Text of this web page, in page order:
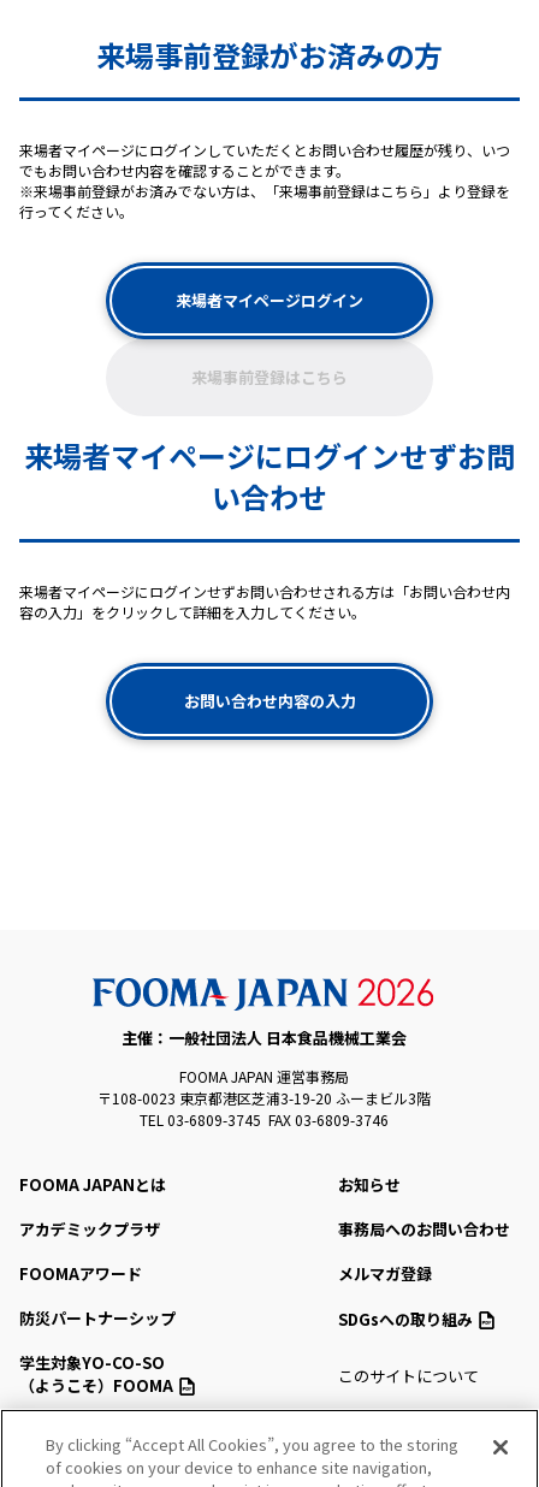
来場事前登録がお済みの方
来場者マイページにログインしていただくとお問い合わせ履歴が残り、いつ
でもお問い合わせ内容を確認することができます。
※来場事前登録がお済みでない方は、「来場事前登録はこちら」より登録を
行ってください。
来場者マイページログイン
来場事前登録はこちら
来場者マイページにログインせずお問
い合わせ
来場者マイページにログインせずお問い合わせされる方は「お問い合わせ内
容の入力」をクリックして詳細を入力してください。
お問い合わせ内容の入力
主催：一般社団法人 日本食品機械工業会
FOOMA JAPAN 運営事務局
〒108-0023 東京都港区芝浦3-19-20 ふーまビル3階
TEL 03-6809-3745 FAX 03-6809-3746
FOOMA JAPANとは
アカデミックプラザ
FOOMAアワード
防災パートナーシップ
学生対象YO-CO-SO
（ようこそ）FOOMA
会場マップ・サービス
お知らせ
事務局へのお問い合わせ
メルマガ登録
SDGsへの取り組み
このサイトについて
サイトマップ
By clicking “Accept All Cookies”, you agree to the storing
of cookies on your device to enhance site navigation,